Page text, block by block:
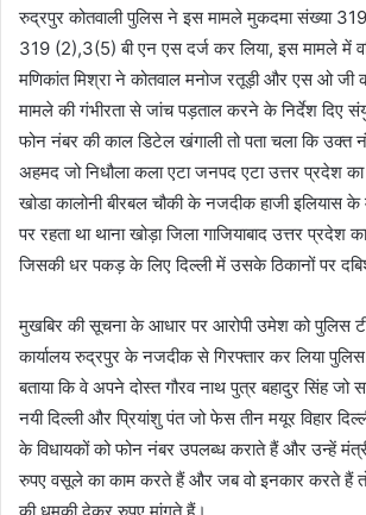
रुद्रपुर कोतवाली पुलिस ने इस मामले मुकदमा संख्या
319 (2),3(5) बी एन एस दर्ज कर लिया, इस मामले में
मणिकांत मिश्रा ने कोतवाल मनोज रतूड़ी और एस ओ जी
मामले की गंभीरता से जांच पड़ताल करने के निर्देश दिए
फोन नंबर की काल डिटेल खंगाली तो पता चला कि उक्त
अहमद जो निधौला कला एटा जनपद एटा उत्तर प्रदेश का
खोडा कालोनी बीरबल चौकी के नजदीक हाजी इलियास
पर रहता था थाना खोड़ा जिला गाजियाबाद उत्तर प्रदेश
जिसकी धर पकड़ के लिए दिल्ली में उसके ठिकानों पर
मुखबिर की सूचना के आधार पर आरोपी उमेश को पुलिस
कार्यालय रुद्रपुर के नजदीक से गिरफ्तार कर लिया
बताया कि वे अपने दोस्त गौरव नाथ पुत्र बहादुर सिंह जो
नयी दिल्ली और प्रियांशु पंत जो फेस तीन मयूर विहार
के विधायकों को फोन नंबर उपलब्ध कराते हैं और उन्हें
रुपए वसूले का काम करते हैं और जब वो इनकार करते हैं